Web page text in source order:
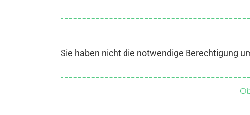
Sie haben nicht die notwendige Berechtigung